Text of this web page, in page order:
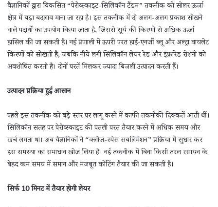
वैज्ञानिकों द्वारा विकसित “पेरोव्स्काइट-सिलिकॉन टैंडम” तकनीक को सोलर ऊर्जा
क्षेत्र में बड़ा बदलाव माना जा रहा है। इस तकनीक में दो अलग-अलग प्रकाश सोखने
वाले पदार्थों का उपयोग किया जाता है, जिससे सूर्य की किरणों से अधिक ऊर्जा
हासिल की जा सकती है। नई प्रणाली में ऊपरी परत हाई-एनर्जी ब्लू और अल्ट्रा वायलेट
किरणों को सोखती है, जबकि नीचे लगी सिलिकॉन लेयर रेड और इंफ्रारेड रोशनी को
अवशोषित करती है। दोनों परतें मिलकर ज्यादा बिजली उत्पादन करती हैं।
उत्पादन प्रक्रिया हुई आसान
पहले इस तकनीक को बड़े स्तर पर लागू करने में काफी तकनीकी दिक्कतें आती थीं।
सिलिकॉन सतह पर पेरोव्स्काइट की पतली परत तैयार करने में अधिक समय और
खर्च लगता था। अब वैज्ञानिकों ने “क्लोज-स्पेस सबलिमेशन” प्रक्रिया में सुधार कर
इस समस्या का समाधान खोज लिया है। नई तकनीक में बिना किसी तरल रसायन के
बेहद कम समय में समान और मजबूत कोटिंग तैयार की जा सकती है।
सिर्फ 10 मिनट में तैयार होगी लेयर